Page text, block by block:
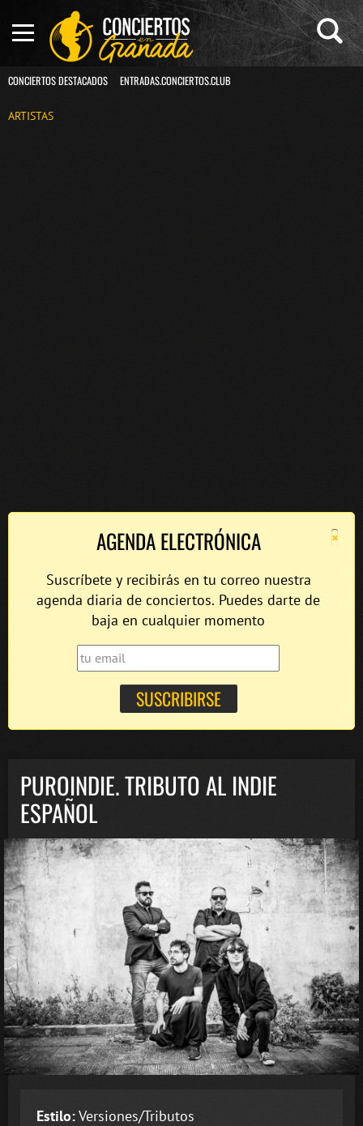
CONCIERTOS DESTACADOS ENTRADAS.CONCIERTOS.CLUB
ARTISTAS
×
AGENDA ELECTRÓNICA
Suscríbete y recibirás en tu correo nuestra
agenda diaria de conciertos. Puedes darte de
baja en cualquier momento
PUROINDIE. TRIBUTO AL INDIE
ESPAÑOL
Estilo:Versiones/Tributos